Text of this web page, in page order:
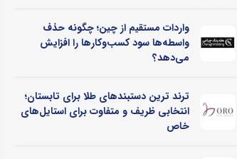
واردات مستقیم از چین؛ چگونه حذف
واسطه‌ها سود کسب‌وکارها را افزایش
می‌دهد؟
ترند ترین دستبندهای طلا برای تابستان؛
انتخابی ظریف و متفاوت برای استایل‌های
خاص